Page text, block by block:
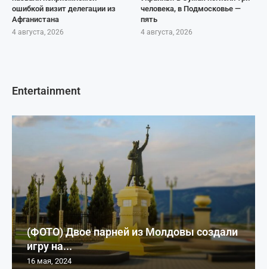
ошибкой визит делегации из
Афганистана
4 августа, 2026
человека, в Подмосковье —
пять
4 августа, 2026
Entertainment
(ФОТО) Двое парней из Молдовы создали
игру на...
16 мая, 2024